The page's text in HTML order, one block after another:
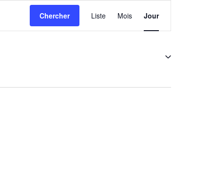
Chercher
de
Évènement
Liste Mois Jour